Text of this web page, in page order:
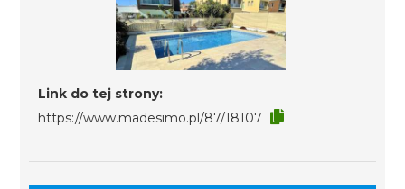
Link do tej strony:
https://www.madesimo.pl/87/18107